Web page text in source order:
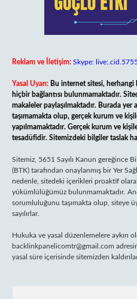
Reklam ve İletişim: Skype:
Yasal Uyarı: Bu internet sitesi, herhangi
hiçbir bağlantısı bulunmamaktadır.
makaleler paylaşılmaktadır. Burada
taşımamakta olup, gerçek kurum ve
yapılmamaktadır. Gerçek kurum ve
tesadüfidir. Sitemizdeki bilgiler taslak
Sitemiz, 5651 Sayılı Kanun gereğince
(BTK) tarafından onaylanmış bir Yer
nedenle, sitedeki içerikleri proaktif
yükümlülüğümüz bulunmamaktadır.
sorumluluğunu taşımakta olup, siteye
sayılırlar.
Hukuka ve yasal düzenlemelere aykırı
backlinkpanelicomtr@gmail.com
yasal süre içerisinde sitemizden